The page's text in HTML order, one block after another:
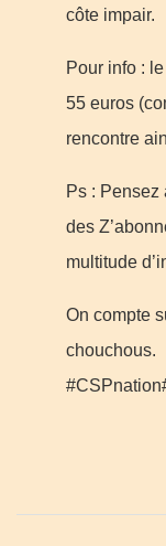
côte impair.
Pour info :
55 euros
rencontre
Ps : Pensez
des
multitude
On compte